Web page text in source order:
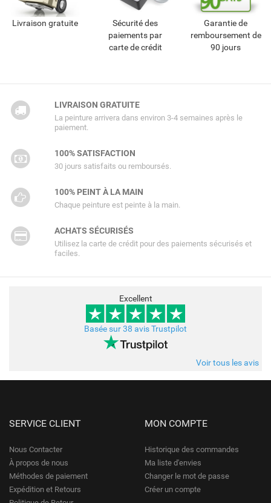
Livraison gratuite
Sécurité des
paiements par
carte de crédit
Garantie de
remboursement de
90 jours
LIVRAISON GRATUITE
La peinture arrivera dans environ 3-4 semaines après le
paiement.
100% SATISFACTION
30 jours satisfaits ou remboursés.
100% PEINT À LA MAIN
Chaque peinture est peinte à la main.
ACHATS SÉCURISÉS
Utilisez la carte de crédit pour des paiements sécurisés et
faciles.
Excellent
Basée sur 38 avis Trustpilot
Voir tous les avis
SERVICE CLIENT
Nous Contacter
À propos de nous
Méthodes de paiement
Expédition et Retours
MON COMPTE
Historique des commandes
Ma liste d'envies
Changer le mot de passe
Créer un compte